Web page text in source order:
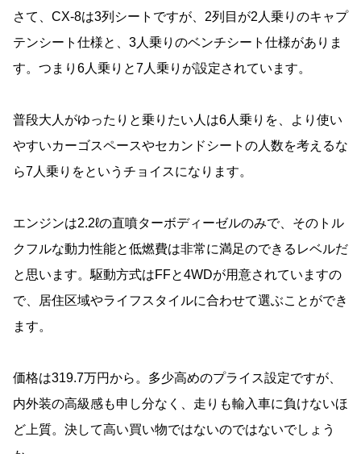
さて、CX-8は3列シートですが、2列目が2人乗りのキャプ
テンシート仕様と、3人乗りのベンチシート仕様がありま
す。つまり6人乗りと7人乗りが設定されています。
普段大人がゆったりと乗りたい人は6人乗りを、より使い
やすいカーゴスペースやセカンドシートの人数を考えるな
ら7人乗りをというチョイスになります。
エンジンは2.2ℓの直噴ターボディーゼルのみで、そのトル
クフルな動力性能と低燃費は非常に満足のできるレベルだ
と思います。駆動方式はFFと4WDが用意されていますの
で、居住区域やライフスタイルに合わせて選ぶことができ
ます。
価格は319.7万円から。多少高めのプライス設定ですが、
内外装の高級感も申し分なく、走りも輸入車に負けないほ
ど上質。決して高い買い物ではないのではないでしょう